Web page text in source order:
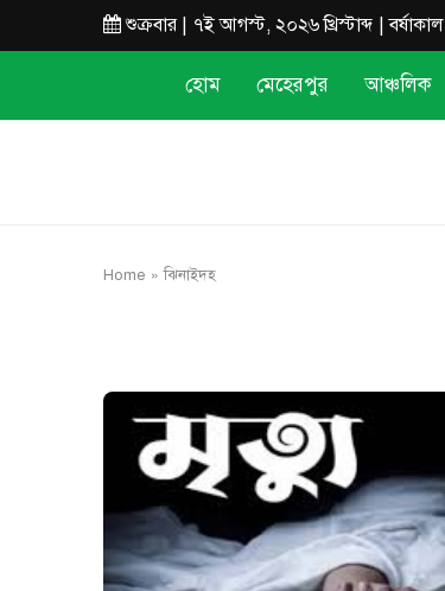
শুক্রবার | ৭ই আগস্ট, ২০২৬ খ্রিস্টাব্দ | বর্ষাকাল
হোম মেহেরপুর আঞ্চলিক
Home »ঝিনাইদহ